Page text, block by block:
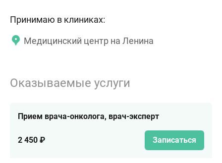
Принимаю в клиниках:
Медицинский центр на Ленина
Оказываемые услуги
Прием врача-онколога, врач-эксперт
2 450 ₽ Записаться